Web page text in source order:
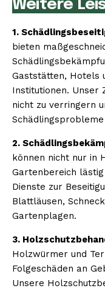
Weitere
1.
bieten
Gaststätten, Hotels
Institutionen. Unser
nicht zu verringern
2.
können nicht nur in
Gartenbereich
Dienste zur
Blattläusen,
Gartenplagen.
3.
Holzwürmer und
Folgeschäden an
Unsere